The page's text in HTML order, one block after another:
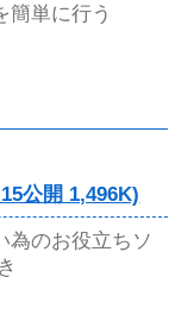
簡単に行う
公開 1,496K)
為のお役立ちソ